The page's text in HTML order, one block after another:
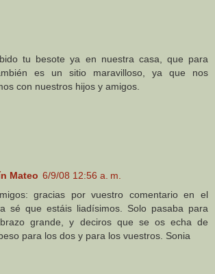
tu besote ya en nuestra casa, que para
es un sitio maravilloso, ya que nos
con nuestros hijos y amigos.
Mateo 6/9/08 12:56 a. m.
gracias por vuestro comentario en el
sé que estáis liadísimos. Solo pasaba para
grande, y deciros que se os echa de
para los dos y para los vuestros. Sonia